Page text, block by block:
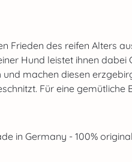
Frieden des reifen Alters
Hund leistet ihnen
machen diesen
Für eine
in Germany - 100%